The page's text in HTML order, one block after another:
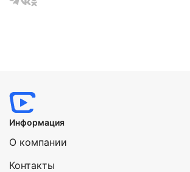
Информация
О компании
Контакты